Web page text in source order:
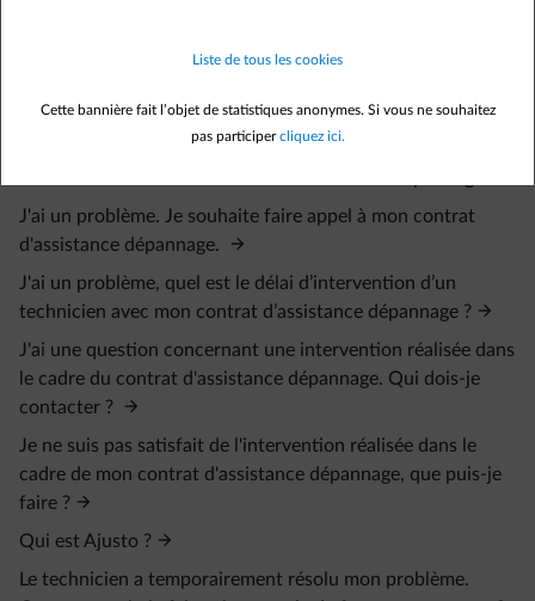
Pourquoi souscrire un contrat d’assistance dépannage en
plus de mon assurance habitation ?
J'ai un problème. Je souhaite faire appel à mon contrat
d'assistance dépannage.
J'ai un problème, quel est le délai d’intervention d’un
technicien avec mon contrat d’assistance dépannage ?
J'ai une question concernant une intervention réalisée dans
le cadre du contrat d'assistance dépannage. Qui dois-je
contacter ?
Je ne suis pas satisfait de l'intervention réalisée dans le
cadre de mon contrat d'assistance dépannage, que puis-je
faire ?
Qui est Ajusto ?
Le technicien a temporairement résolu mon problème.
Liste de tous les cookies
Cette bannière fait l’objet de statistiques anonymes. Si vous ne souhaitez
pas participercliquez ici.